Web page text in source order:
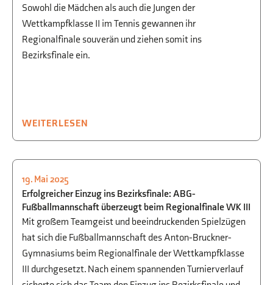
Sowohl die Mädchen als auch die Jungen der
Wettkampfklasse II im Tennis gewannen ihr
Regionalfinale souverän und ziehen somit ins
Bezirksfinale ein.
WEITERLESEN
SPORT
19. Mai 2025
Erfolgreicher Einzug ins Bezirksfinale: ABG-
Fußballmannschaft überzeugt beim Regionalfinale WK III
Mit großem Teamgeist und beeindruckenden Spielzügen
hat sich die Fußballmannschaft des Anton-Bruckner-
Gymnasiums beim Regionalfinale der Wettkampfklasse
III durchgesetzt. Nach einem spannenden Turnierverlauf